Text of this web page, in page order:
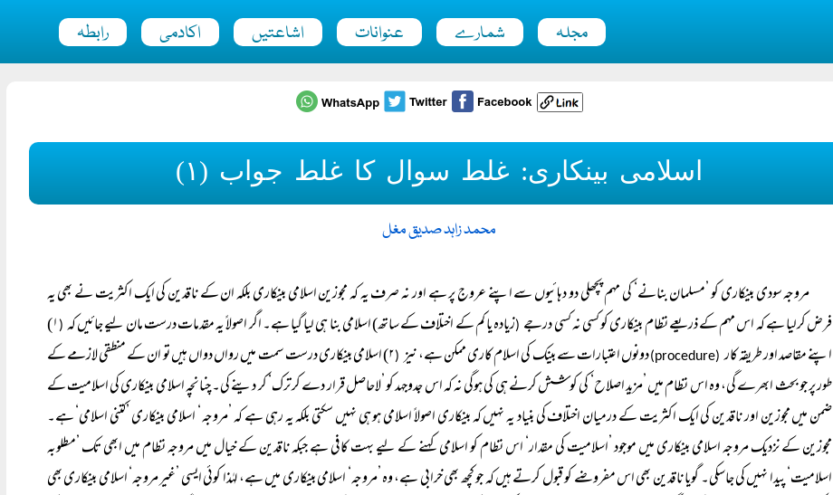
مجلہ شمارے عنوانات اشاعتیں اکادمی رابطہ
اسلامی بینکاری: غلط سوال کا غلط جواب (۱)
محمد زاہد صدیق مغل
مروجہ سودی بینکاری کو ’مسلمان بنانے‘ کی مہم پچھلی دو دہائیوں سے اپنے عروج پر ہے اور نہ صرف یہ کہ مجوزین اسلامی بینکاری بلکہ ان کے ناقدین کی ایک اکثریت نے بھی یہ
فرض کرلیا ہے کہ اس مہم کے ذریعے نظام بینکاری کو کسی نہ کسی درجے (زیادہ یا کم کے اختلاف کے ساتھ) اسلامی بنا ہی لیا گیا ہے۔ اگر اصولاً یہ مقدمات درست مان لیے جائیں کہ ( ۱)
اپنے مقاصد اور طریقہ کار(procedure) دونوں اعتبارات سے بینک کی اسلام کاری ممکن ہے، نیز ( ۲) اسلامی بینکاری درست سمت میں رواں دواں ہیں تو ان کے منطقی لازمے کے
طور پر جو بحث ابھرے گی، وہ اس نظام میں ’مزید اصلاح‘ کی کوشش کرنے ہی کی ہوگی نہ کہ اس جدوجہد کو ’لاحاصل قرار دے کر ترک‘ کر دینے کی۔ چنانچہ اسلامی بینکاری کی اسلامیت کے
ضمن میں مجوزین اور ناقدین کی ایک اکثریت کے درمیان اختلاف کی بنیاد یہ نہیں کہ بینکاری اصولاً اسلامی ہو ہی نہیں سکتی بلکہ یہ رہی ہے کہ ’مروجہ ‘ اسلامی بینکاری ’کتنی اسلامی‘ ہے۔
مجوزین کے نزدیک مروجہ اسلامی بینکاری میں موجود ’اسلامیت کی مقدار‘ اس نظام کو اسلامی کہنے کے لیے بہت کافی ہے جبکہ ناقدین کے خیال میں مروجہ نظام میں ابھی تک ’مطلوبہ
اسلامیت‘ پیدا نہیں کی جاسکی۔ گویا ناقدین بھی اس مفروضے کو قبول کرتے ہیں کہ جو کچھ بھی خرابی ہے، وہ ’مروجہ‘ اسلامی بینکاری میں ہے، لہٰذا کوئی ایسی ’غیر مروجہ‘ اسلامی بینکاری بھی